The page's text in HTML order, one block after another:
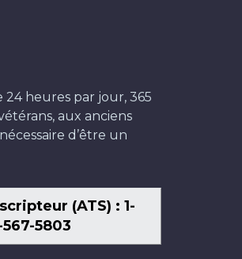
heures par jour, 365
aux anciens
d’être un
(ATS) : 1-
5803